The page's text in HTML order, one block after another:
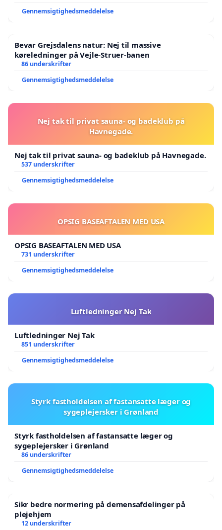
Gennemsigtighedsmeddelelse
Bevar Grejsdalens natur: Nej til massive
køreledninger på Vejle-Struer-banen
86 underskrifter
Gennemsigtighedsmeddelelse
Nej tak til privat sauna- og badeklub på
Havnegade.
Nej tak til privat sauna- og badeklub på Havnegade.
537 underskrifter
Gennemsigtighedsmeddelelse
OPSIG BASEAFTALEN MED USA
OPSIG BASEAFTALEN MED USA
731 underskrifter
Gennemsigtighedsmeddelelse
Luftledninger Nej Tak
Luftledninger Nej Tak
851 underskrifter
Gennemsigtighedsmeddelelse
Styrk fastholdelsen af fastansatte læger og
sygeplejersker i Grønland
Styrk fastholdelsen af fastansatte læger og
sygeplejersker i Grønland
86 underskrifter
Gennemsigtighedsmeddelelse
Sikr bedre normering på demensafdelinger på
plejehjem
12 underskrifter